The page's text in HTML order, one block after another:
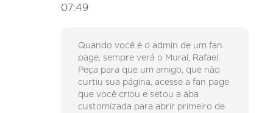
07:49
Quando você é o admin de um fan
page, sempre verá o Mural, Rafael.
Peça para que um amigo, que não
curtiu sua página, acesse a fan page
que você criou e setou a aba
customizada para abrir primeiro de